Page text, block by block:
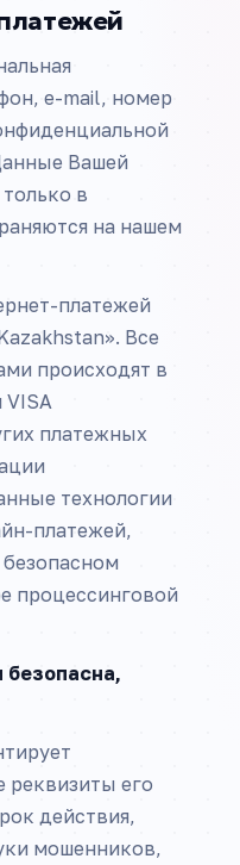
e-mail, номер
Вашей
в
на нашем
платежей
Все
происходят в
VISA
платежных
технологии
платежей,
процессинговой
реквизиты его
действия,
мошенников,